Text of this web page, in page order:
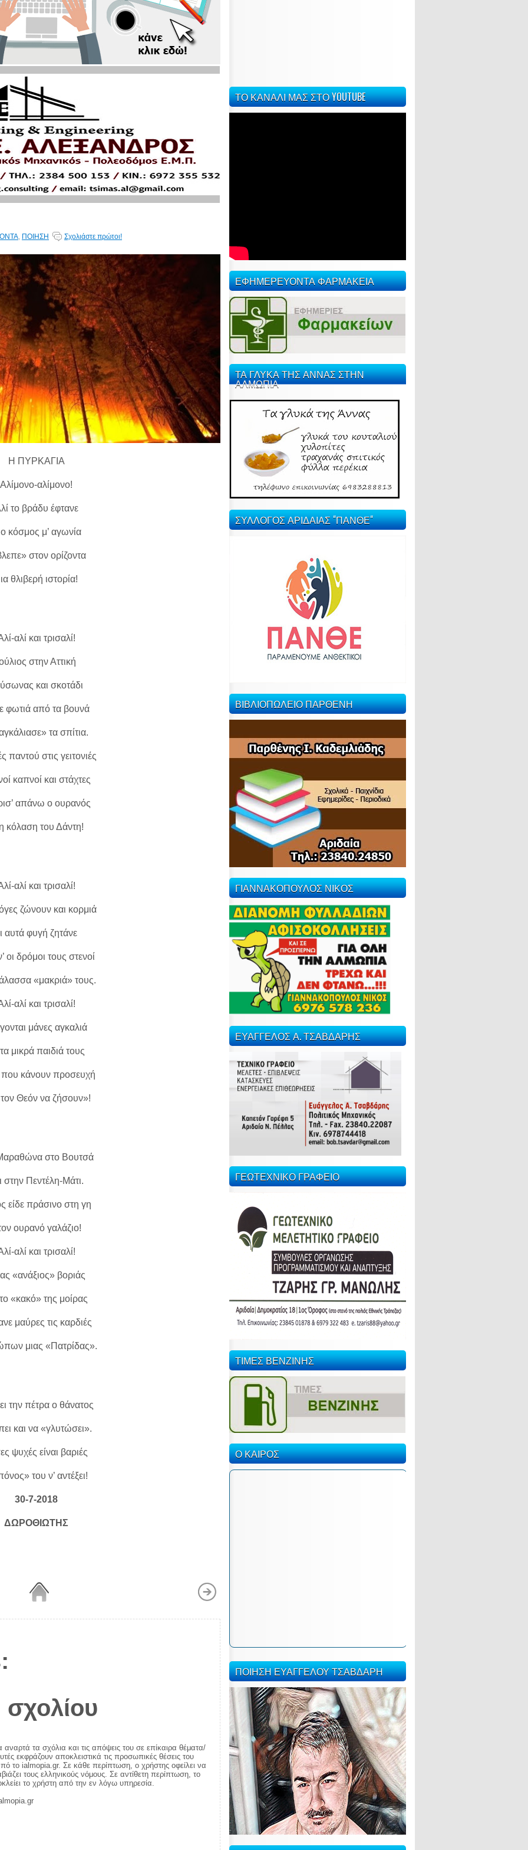
, ΠΟΙΗΣΗ Σχολιάστε πρώτοι!
Η ΠΥΡΚΑΓΙΑ
Αλίμονο-αλίμονο!
το βράδυ έφτανε
ο κόσμος μ’ αγωνία
στον ορίζοντα
θλιβερή ιστορία!
αλί και τρισαλί!
στην Αττική
και σκοτάδι
φωτιά από τα βουνά
τα σπίτια.
παντού στις γειτονιές
καπνοί και στάχτες
απάνω ο ουρανός
κόλαση του Δάντη!
αλί και τρισαλί!
ζώνουν και κορμιά
αυτά φυγή ζητάνε
οι δρόμοι τους στενοί
«μακριά» τους.
αλί και τρισαλί!
μάνες αγκαλιά
μικρά παιδιά τους
που κάνουν προσευχή
Θεόν να ζήσουν»!
στο Βουτσά
στην Πεντέλη-Μάτι.
είδε πράσινο στη γη
ουρανό γαλάζιο!
αλί και τρισαλί!
«ανάξιος» βοριάς
«κακό» της μοίρας
μαύρες τις καρδιές
μιας «Πατρίδας».
την πέτρα ο θάνατος
και να «γλυτώσει».
ψυχές είναι βαριές
του ν’ αντέξει!
30-7-2018
ΔΩΡΟΘΙΩΤΗΣ
τα σχόλια και τις απόψεις του σε επίκαιρα θέματα/
εκφράζουν αποκλειστικά τις προσωπικές θέσεις του
το ialmopia.gr. Σε κάθε περίπτωση, ο χρήστης οφείλει να
τους ελληνικούς νόμους. Σε αντίθετη περίπτωση, το
το χρήστη από την εν λόγω υπηρεσία.
ΤΟ ΚΑΝΑΛΙ ΜΑΣ ΣΤΟ YOUTUBE
ΕΦΗΜΕΡΕΥΟΝΤΑ ΦΑΡΜΑΚΕΙΑ
ΤΑ ΓΛΥΚΑ ΤΗΣ ΑΝΝΑΣ ΣΤΗΝ
ΑΛΜΩΠΙΑ
ΣΥΛΛΟΓΟΣ ΑΡΙΔΑΙΑΣ "ΠΑΝΘΕ"
ΒΙΒΛΙΟΠΩΛΕΙΟ ΠΑΡΘΕΝΗ
ΓΙΑΝΝΑΚΟΠΟΥΛΟΣ ΝΙΚΟΣ
ΕΥΑΓΓΕΛΟΣ Α. ΤΣΑΒΔΑΡΗΣ
ΓΕΩΤΕΧΝΙΚΟ ΓΡΑΦΕΙΟ
ΤΙΜΕΣ ΒΕΝΖΙΝΗΣ
Ο ΚΑΙΡΟΣ
ΠΟΙΗΣΗ ΕΥΑΓΓΕΛΟΥ ΤΣΑΒΔΑΡΗ